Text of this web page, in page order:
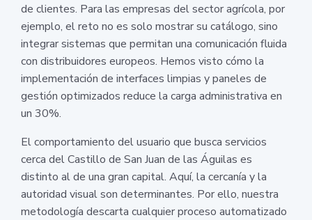
de clientes. Para las empresas del sector agrícola, por
ejemplo, el reto no es solo mostrar su catálogo, sino
integrar sistemas que permitan una comunicación fluida
con distribuidores europeos. Hemos visto cómo la
implementación de interfaces limpias y paneles de
gestión optimizados reduce la carga administrativa en
un 30%.
El comportamiento del usuario que busca servicios
cerca del Castillo de San Juan de las Águilas es
distinto al de una gran capital. Aquí, la cercanía y la
autoridad visual son determinantes. Por ello, nuestra
metodología descarta cualquier proceso automatizado